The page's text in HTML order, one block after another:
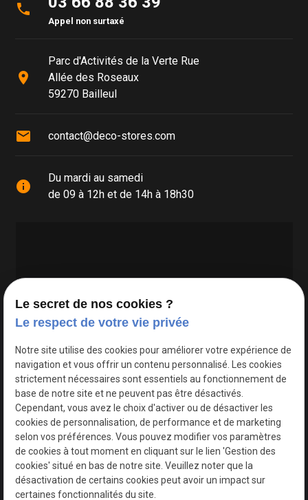
phone
Appel non surtaxé
place
Parc d'Activités de la Verte Rue
Allée des Roseaux
59270 Bailleul
mail contact@deco-stores.com
info
Du mardi au samedi
de 09 à 12h et de 14h à 18h30
Google Maps Search API est désactivé.
Le secret de nos cookies ?
Le respect de votre vie privée
Notre site utilise des cookies pour améliorer votre expérience de
navigation et vous offrir un contenu personnalisé. Les cookies
strictement nécessaires sont essentiels au fonctionnement de
base de notre site et ne peuvent pas être désactivés.
Cependant, vous avez le choix d'activer ou de désactiver les
cookies de personnalisation, de performance et de marketing
selon vos préférences. Vous pouvez modifier vos paramètres
de cookies à tout moment en cliquant sur le lien 'Gestion des
cookies' situé en bas de notre site. Veuillez noter que la
désactivation de certains cookies peut avoir un impact sur
certaines fonctionnalités du site.